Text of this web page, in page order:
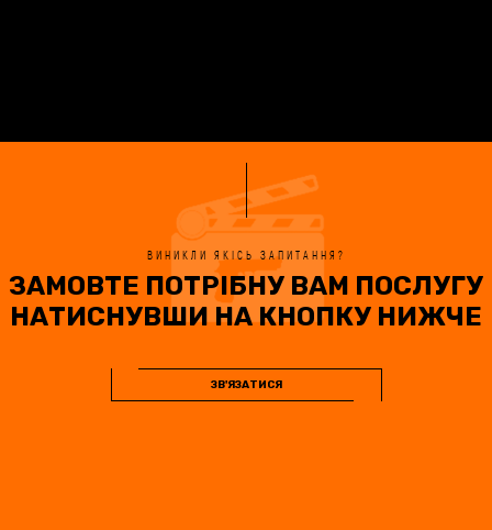
ВИНИКЛИ ЯКІСЬ ЗАПИТАННЯ?
ЗАМОВТЕ ПОТРІБНУ ВАМ ПОСЛУГУ
НАТИСНУВШИ НА КНОПКУ НИЖЧЕ
ЗВ'ЯЗАТИСЯ